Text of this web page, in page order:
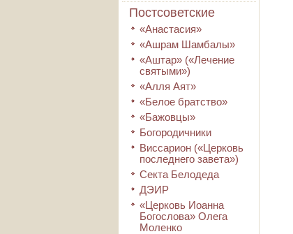
Постсоветские
«Анастасия»
«Ашрам Шамбалы»
«Аштар» («Лечение
святыми»)
«Алля Аят»
«Белое братство»
«Бажовцы»
Богородичники
Виссарион («Церковь
последнего завета»)
Секта Белодеда
ДЭИР
«Церковь Иоанна
Богослова» Олега
Моленко